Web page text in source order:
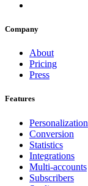
Company
About
Pricing
Press
Features
Personalization
Conversion
Statistics
Integrations
Multi-accounts
Subscribers